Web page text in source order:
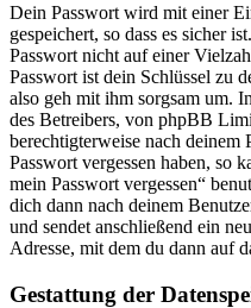
Dein Passwort wird mit einer
gespeichert, so dass es sicher
Passwort nicht auf einer
Passwort ist dein Schlüssel zu
also geh mit ihm sorgsam um.
des Betreibers, von phpBB
berechtigterweise nach deinem
Passwort vergessen haben, so
mein Passwort vergessen“
dich dann nach deinem
und sendet anschließend ein
Adresse, mit dem du dann auf
Gestattung der